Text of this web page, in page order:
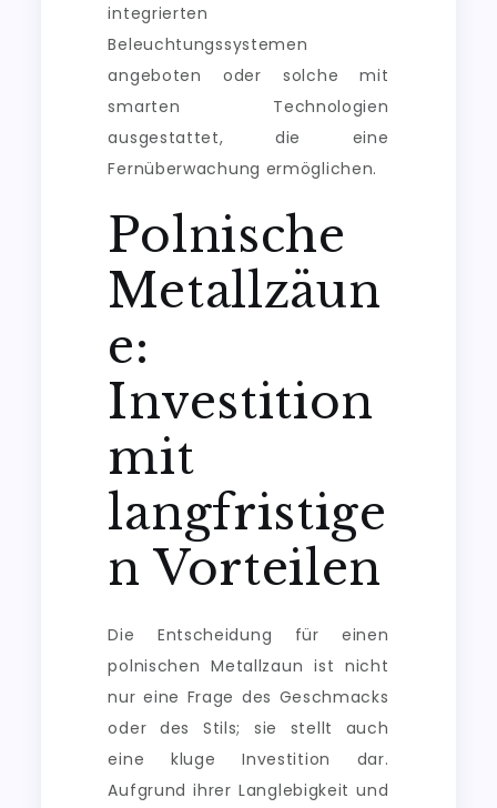
integrierten
Beleuchtungssystemen
angeboten oder solche mit
smarten Technologien
ausgestattet, die eine
Fernüberwachung ermöglichen.
Polnische
Metallzäun
e:
Investition
mit
langfristige
n Vorteilen
Die Entscheidung für einen
polnischen Metallzaun ist nicht
nur eine Frage des Geschmacks
oder des Stils; sie stellt auch
eine kluge Investition dar.
Aufgrund ihrer Langlebigkeit und